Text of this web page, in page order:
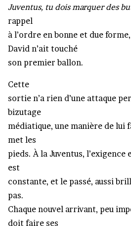
Juventus, tu dois marquer des
rappel
à l’ordre en bonne et due
David n’ait touché
son premier ballon.
Cette
sortie n’a rien d’une attaque
bizutage
médiatique, une manière de lui
met les
pieds. À la Juventus,
est
constante, et le passé, aussi
pas.
Chaque nouvel arrivant, peu
doit faire ses